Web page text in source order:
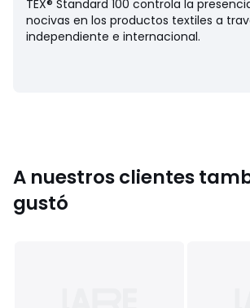
• Lavar a 40 ºC
• Planchar a temperatura baja. No usar
Colores
Tallas 50 cm (Recién Nacido), 54 cm (1
TEX® Standard 100 controla la
nocivas en los productos textiles a
independiente e internacional.
A nuestros clientes
gustó